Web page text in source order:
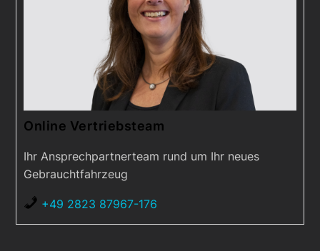
Online Vertriebsteam
Ihr Ansprechpartnerteam rund um Ihr neues
Gebrauchtfahrzeug
+49 2823 87967-176